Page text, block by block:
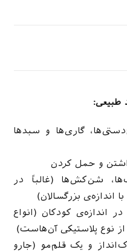
طبیعی:
گاری‌ها و سبدها
و حمل کردن
شن‌کش‌ها (غالباً در
اندازه‌ی بزرگسالان)
اندازه‌ی کودکان (انواع
نوع پلاستیکی آن‌هاست)
و یک قلم‌مو (جارو